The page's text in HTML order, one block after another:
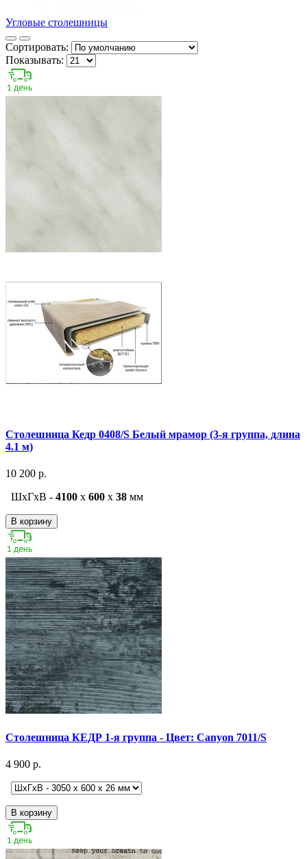
Угловые столешницы
Сортировать:
Показывать:
Столешница Кедр 0408/S Белый мрамор (3-я группа, длина
4.1 м)
10 200 р.
ШxГxВ - 4100 x 600 x 38 мм
В корзину
Столешница КЕДР 1-я группа - Цвет: Canyon 7011/S
4 900 р.
В корзину